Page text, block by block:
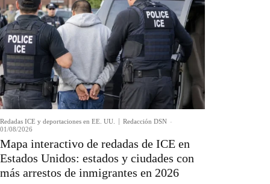
Redadas ICE y deportaciones en EE. UU. Redacción DSN -
01/08/2026
Mapa interactivo de redadas de ICE en
Estados Unidos: estados y ciudades con
más arrestos de inmigrantes en 2026